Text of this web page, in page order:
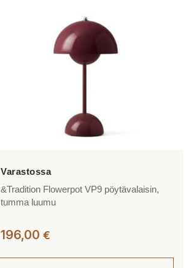
&Tradition Flowerpot VP9 pöytävalaisin,
tumma luumu
196,00 €